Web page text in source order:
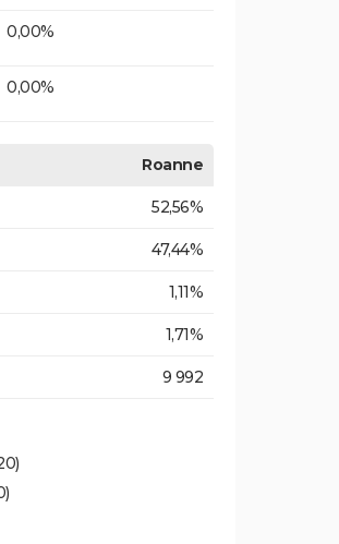
0,00%
0,00%
Roanne
52,56%
47,44%
1,11%
1,71%
9 992